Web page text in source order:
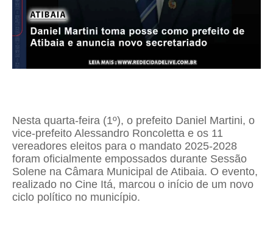
Nesta quarta-feira (1º), o prefeito Daniel Martini, o
vice-prefeito Alessandro Roncoletta e os 11
vereadores eleitos para o mandato 2025-2028
foram oficialmente empossados durante Sessão
Solene na Câmara Municipal de Atibaia. O evento,
realizado no Cine Itá, marcou o início de um novo
ciclo político no município.